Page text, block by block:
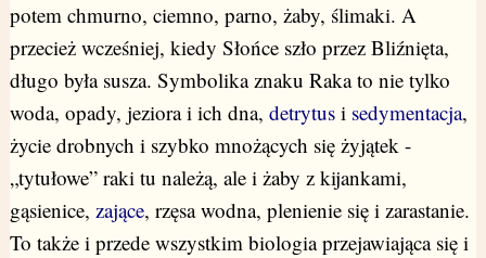
potem chmurno, ciemno, parno, żaby, ślimaki. A
przecież wcześniej, kiedy Słońce szło przez Bliźnięta,
długo była susza. Symbolika znaku Raka to nie tylko
woda, opady, jeziora i ich dna, detrytusi sedymentacja,
życie drobnych i szybko mnożących się żyjątek -
„tytułowe” raki tu należą, ale i żaby z kijankami,
gąsienice, zające, rzęsa wodna, plenienie się i zarastanie.
To także i przede wszystkim biologia przejawiająca się i